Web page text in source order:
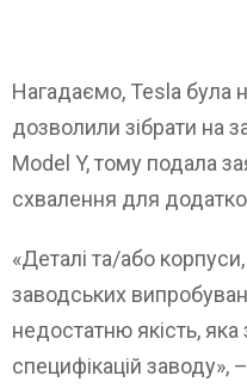
Нагадаємо, Tesla була
дозволили зібрати на
Model Y, тому подала
схвалення для
«Деталі та/або
заводських
недостатню якість,
специфікацій заводу»,